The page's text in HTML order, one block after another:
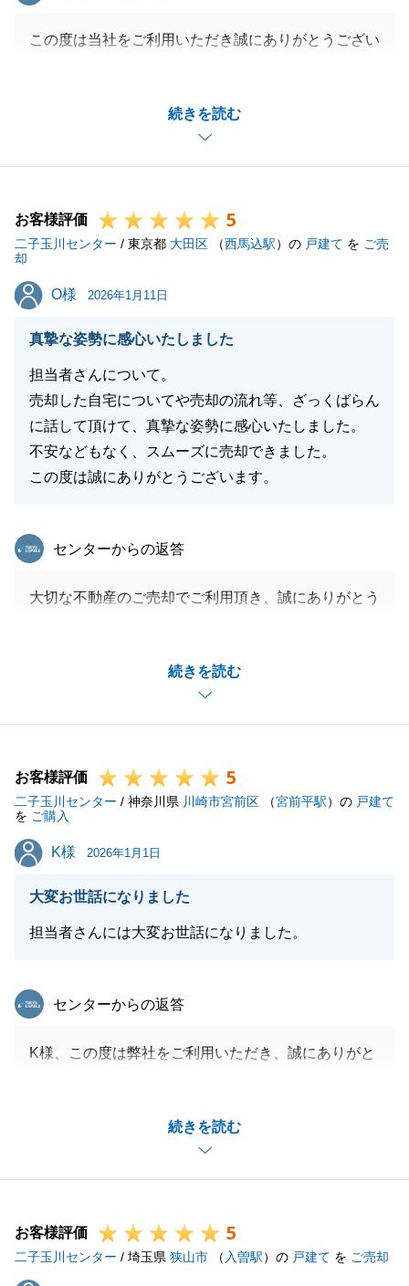
続きを読む
この度は当社をご利用いただき誠にありがとうござい
限減らせるよう努めて参りました。
とてもありがたいお言葉をいただき嬉しく思います。
今後も何かございましたらお気軽にいつでもご連絡く
お客様評価 5
二子玉川センター / 東京都 大田区 （西馬込駅）の 戸建て を ご売
却
O様
O様 2026年1月11日
真摯な姿勢に感心いたしました
担当者さんについて。
売却した自宅についてや売却の流れ等、ざっくばらん
に話して頂けて、真摯な姿勢に感心いたしました。
不安などもなく、スムーズに売却できました。
この度は誠にありがとうございます。
続きを読む
東急リバブル
センターからの返答
大切な不動産のご売却でご利用頂き、誠にありがとう
事により、スムーズにトラブルもなくお引き渡しを終
この度は本当にありがとうございました。
喜ばれております。
次回ご利用いただく機会がございましたら、是非私に
お申し付けください。
今後とも『東急リバブル』をご愛顧賜りますよう宜し
お客様評価 5
二子玉川センター / 神奈川県 川崎市宮前区 （宮前平駅）の 戸建て
を ご購入
K様
K様 2026年1月1日
大変お世話になりました
担当者さんには大変お世話になりました。
続きを読む
東急リバブル
センターからの返答
K様、この度は弊社をご利用いただき、誠にありがと
また何かご相談等ございましたら、気兼ねなくお申し
閉じる
お客様評価 5
二子玉川センター / 埼玉県 狭山市 （ 入曽駅）の 戸建て を ご売却